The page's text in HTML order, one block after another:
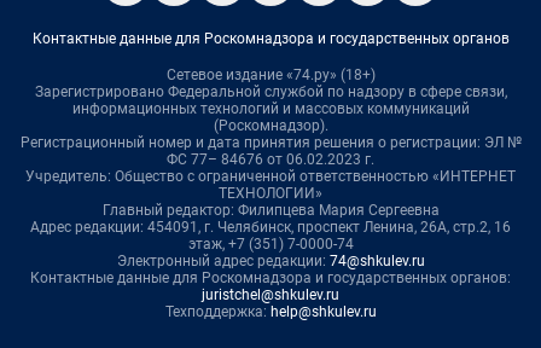
Контактные данные для Роскомнадзора и государственных органов
Сетевое издание «74.ру» (18+)
Зарегистрировано Федеральной службой по надзору в сфере связи,
информационных технологий и массовых коммуникаций
(Роскомнадзор).
Регистрационный номер и дата принятия решения о регистрации: ЭЛ №
ФС 77– 84676 от 06.02.2023 г.
Учредитель: Общество с ограниченной ответственностью «ИНТЕРНЕТ
ТЕХНОЛОГИИ»
Главный редактор: Филипцева Мария Сергеевна
Адрес редакции: 454091, г. Челябинск, проспект Ленина, 26А, стр.2, 16
этаж, +7 (351) 7-0000-74
Электронный адрес редакции: 74@shkulev.ru
Контактные данные для Роскомнадзора и государственных органов:
juristchel@shkulev.ru
Техподдержка: help@shkulev.ru